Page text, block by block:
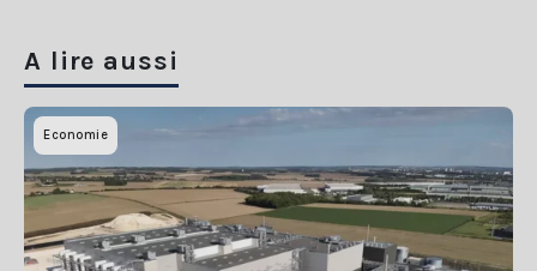
A lire aussi
Economie